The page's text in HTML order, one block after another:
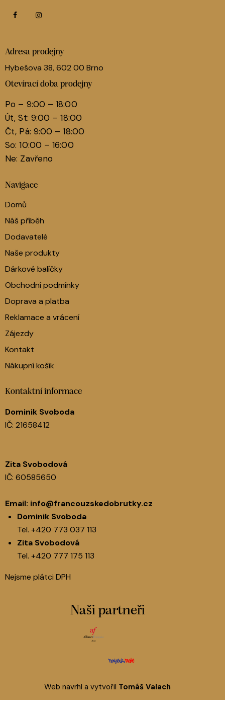
Adresa prodejny
Hybešova 38, 602 00 Brno
Otevírací doba prodejny
Po – 9:00 – 18:00
Út, St: 9:00 – 18:00
Čt, Pá: 9:00 – 18:00
So: 10:00 – 16:00
Ne: Zavřeno
Navigace
Domů
Náš příběh
Dodavatelé
Naše produkty
Dárkové balíčky
Obchodní podmínky
Doprava a platba
Reklamace a vrácení
Zájezdy
Kontakt
Nákupní košík
Kontaktní informace
Dominik Svoboda
IČ: 21658412
Zita Svobodová
IČ: 60585650
Email: info@francouzskedobrutky.cz
Dominik Svoboda
Tel. +420 773 037 113
Zita Svobodová
Tel. +420 777 175 113
Nejsme plátci DPH
Naši partneři
Web navrhl a vytvořil Tomáš Valach